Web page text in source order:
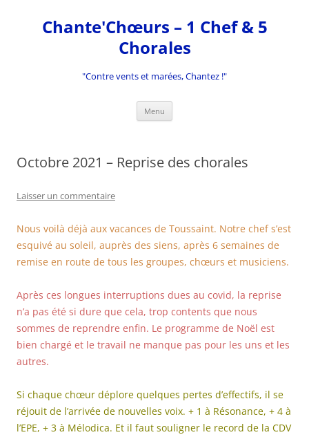
contenuChante'Chœurs – 1 Chef & 5
Chorales
"Contre vents et marées, Chantez !"
Menu
Octobre 2021 – Reprise des chorales
Laisser un commentaire
Nous voilà déjà aux vacances de Toussaint. Notre chef s’est
esquivé au soleil, auprès des siens, après 6 semaines de
remise en route de tous les groupes, chœurs et musiciens.
Après ces longues interruptions dues au covid, la reprise
n’a pas été si dure que cela, trop contents que nous
sommes de reprendre enfin. Le programme de Noël est
bien chargé et le travail ne manque pas pour les uns et les
autres.
Si chaque chœur déplore quelques pertes d’effectifs, il se
réjouit de l’arrivée de nouvelles voix. + 1 à Résonance, + 4 à
l’EPE, + 3 à Mélodica. Et il faut souligner le record de la CDV